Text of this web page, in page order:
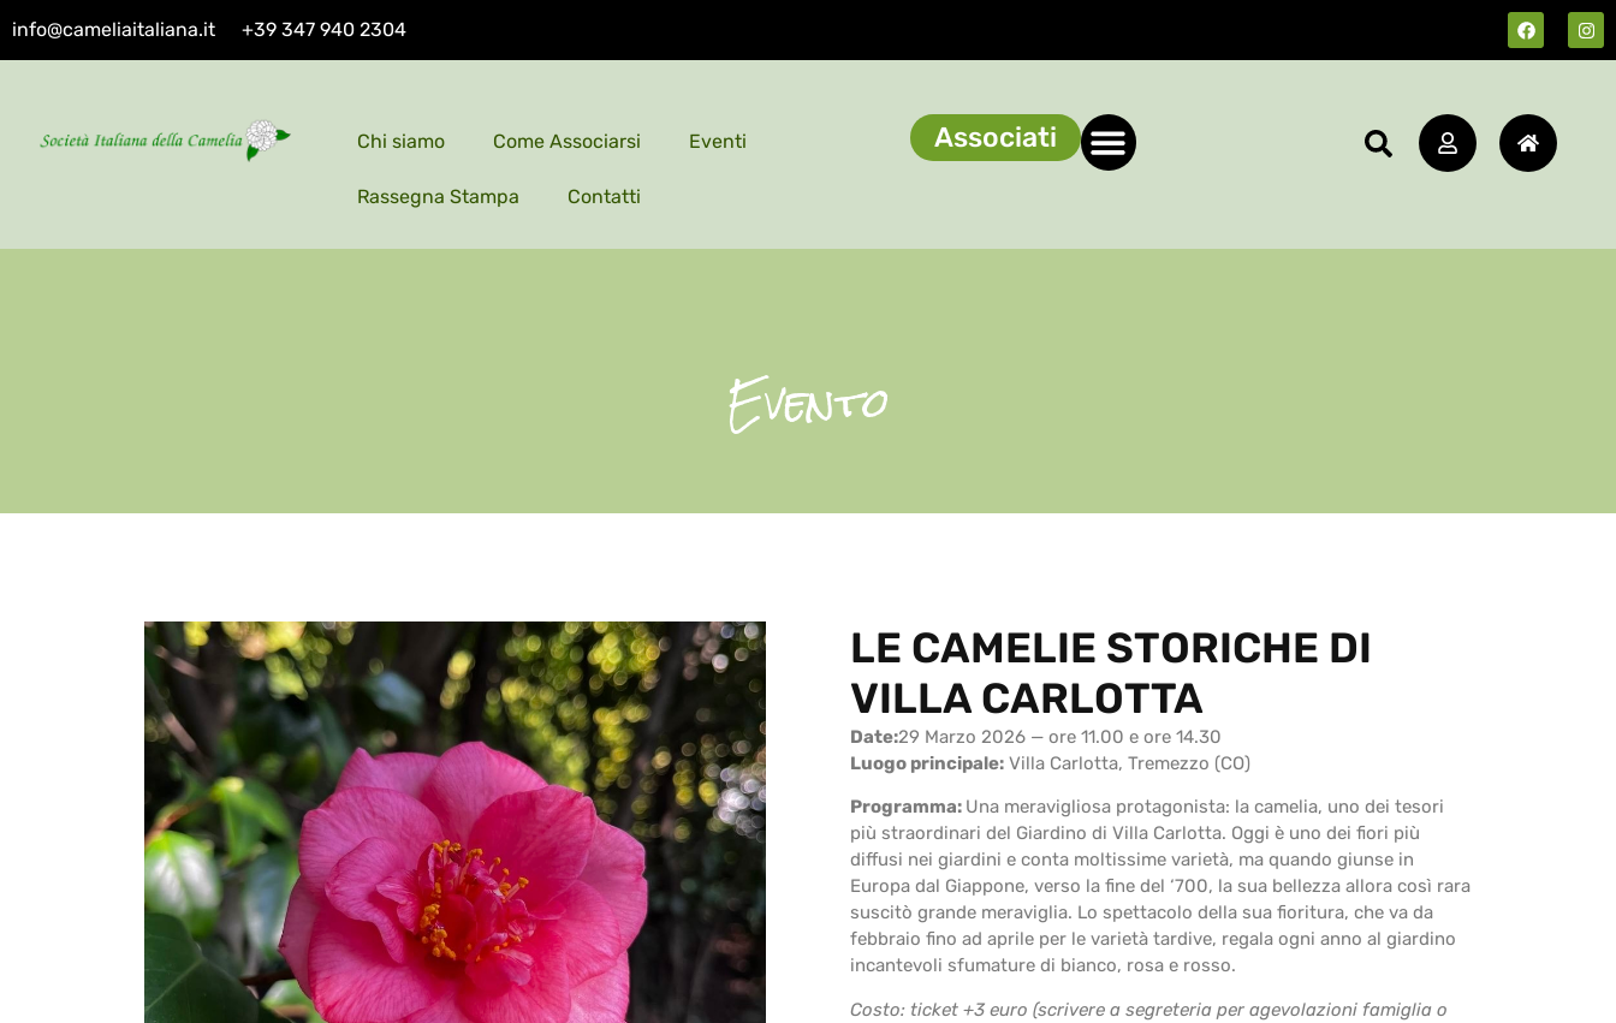
info@cameliaitaliana.it +39 347 940 2304
Chi siamo Come Associarsi Eventi
Rassegna Stampa Contatti
Associati
Evento
LE CAMELIE STORICHE DI
VILLA CARLOTTA
Date:29 Marzo 2026 — ore 11.00 e ore 14.30
Luogo principale: Villa Carlotta, Tremezzo (CO)
Programma: Una meravigliosa protagonista: la camelia, uno dei tesori
più straordinari del Giardino di Villa Carlotta. Oggi è uno dei fiori più
diffusi nei giardini e conta moltissime varietà, ma quando giunse in
Europa dal Giappone, verso la fine del ‘700, la sua bellezza allora così rara
suscitò grande meraviglia. Lo spettacolo della sua fioritura, che va da
febbraio fino ad aprile per le varietà tardive, regala ogni anno al giardino
incantevoli sfumature di bianco, rosa e rosso.
Costo: ticket +3 euro (scrivere a segreteria per agevolazioni famiglia o